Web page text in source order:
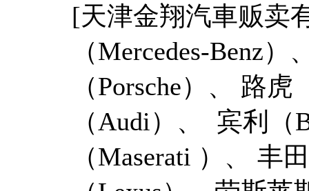
[天津金翔汽車贩卖
（Mercedes-Benz
（Porsche）、 路
（Audi）、 宾利
（Maserati ）、 丰